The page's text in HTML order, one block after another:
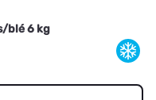
blé 6 kg